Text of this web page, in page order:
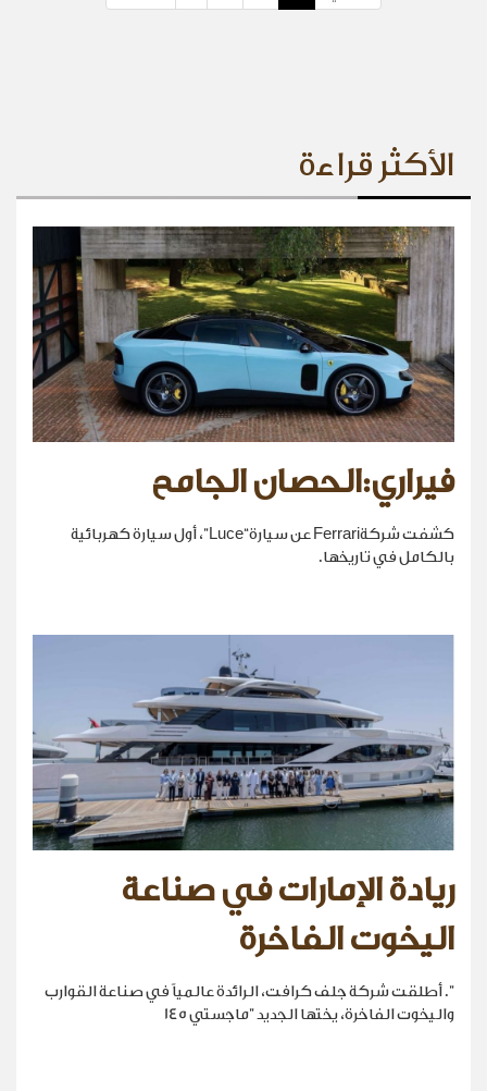
الأكثر قراءة
فيراري:الحصان الجامح
كشفت شركةFerrari عن سيارة“Luce”، أول سيارة كهربائية
بالكامل في تاريخها.
ريادة الإمارات في صناعة
اليخوت الفاخرة
". أطلقت شركة جلف كرافت، الرائدة عالمياً في صناعة القوارب
واليخوت الفاخرة، يختها الجديد "ماجستي 145